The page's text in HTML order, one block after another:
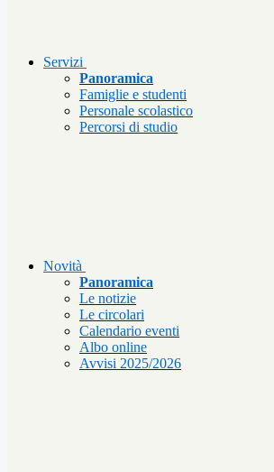
Servizi
Panoramica
Famiglie e studenti
Personale scolastico
Percorsi di studio
Novità
Panoramica
Le notizie
Le circolari
Calendario eventi
Albo online
Avvisi 2025/2026